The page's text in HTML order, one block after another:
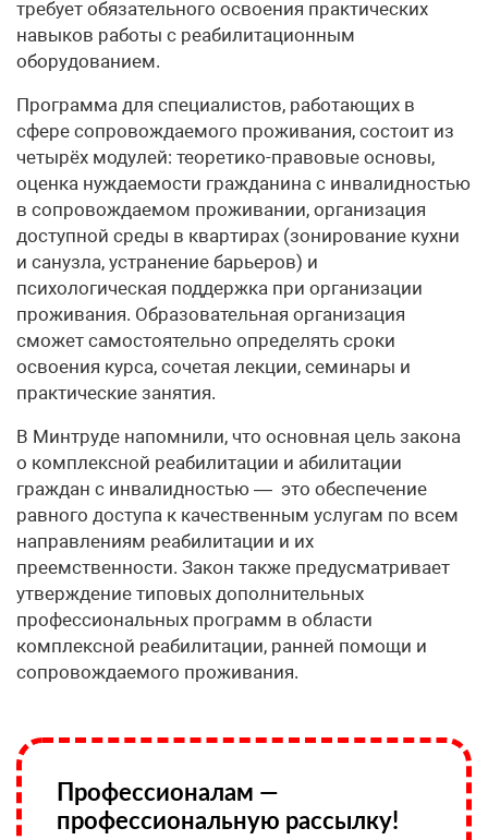
требует обязательного освоения практических
навыков работы с реабилитационным
оборудованием.
Программа для специалистов, работающих в
сфере сопровождаемого проживания, состоит из
четырёх модулей: теоретико-правовые основы,
оценка нуждаемости гражданина с инвалидностью
в сопровождаемом проживании, организация
доступной среды в квартирах (зонирование кухни
и санузла, устранение барьеров) и
психологическая поддержка при организации
проживания. Образовательная организация
сможет самостоятельно определять сроки
освоения курса, сочетая лекции, семинары и
практические занятия.
В Минтруде напомнили, что основная цель закона
о комплексной реабилитации и абилитации
граждан с инвалидностью — это обеспечение
равного доступа к качественным услугам по всем
направлениям реабилитации и их
преемственности. Закон также предусматривает
утверждение типовых дополнительных
профессиональных программ в области
комплексной реабилитации, ранней помощи и
сопровождаемого проживания.
Профессионалам —
профессиональную рассылку!